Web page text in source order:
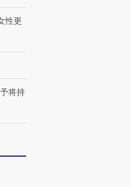
CFO：不靠规模取胜，华
性更
将持